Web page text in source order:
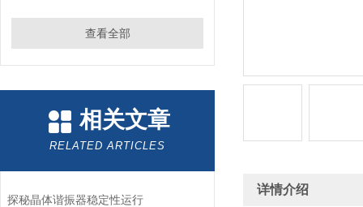
查看全部
相关文章
RELATED ARTICLES
探秘晶体谐振器稳定性运行
详情介绍